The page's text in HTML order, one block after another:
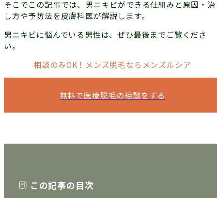
そこでこの記事では、男ニキビができる仕組みと原因・治
し方や予防法を皮膚科医が解説します。
男ニキビに悩んでいる男性は、ぜひ最後までご覧くださ
い。
相談のみOK！メンズ脱毛ならメンズルシア
無料で医療脱毛の相談をする
この記事の目次